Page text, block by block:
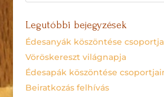
Legutóbbi bejegyzések
Édesanyák köszöntése
Vöröskereszt világnapja
Édesapák köszöntése
Beiratkozás felhívás